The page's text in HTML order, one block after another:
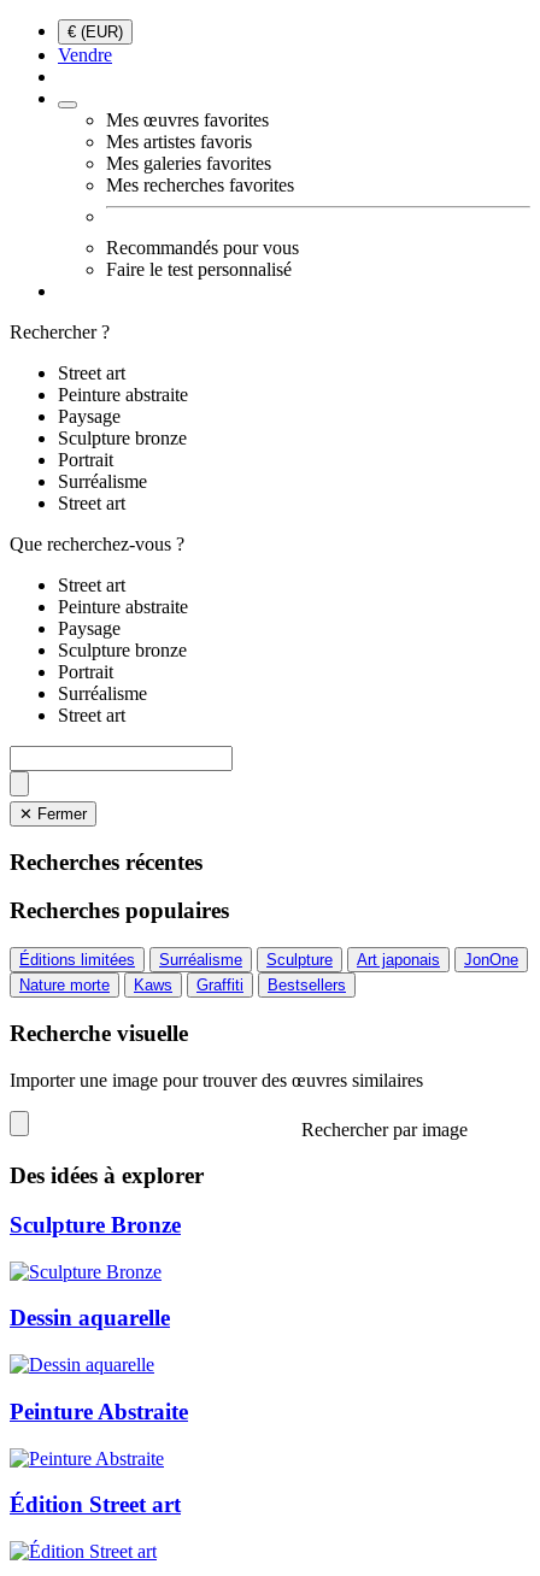
€ (EUR)
Vendre
Mes œuvres favorites
Mes artistes favoris
Mes galeries favorites
Mes recherches favorites
Recommandés pour vous
Faire le test personnalisé
Rechercher ?
Street art
Peinture abstraite
Paysage
Sculpture bronze
Portrait
Surréalisme
Street art
Que recherchez-vous ?
Street art
Peinture abstraite
Paysage
Sculpture bronze
Portrait
Surréalisme
Street art
✕ Fermer
Recherches récentes
Recherches populaires
Éditions limitées Surréalisme Sculpture Art japonais
JonOne
Nature morte
Kaws Graffiti Bestsellers
Recherche visuelle
Importer une image pour trouver des œuvres similaires
Rechercher par image
Des idées à explorer
Sculpture Bronze
Dessin aquarelle
Peinture Abstraite
Édition Street art